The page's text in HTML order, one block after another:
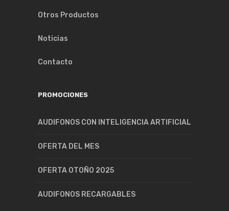
Otros Productos
Noticias
Contacto
PROMOCIONES
AUDIFONOS CON INTELIGENCIA ARTIFICIAL
OFERTA DEL MES
OFERTA OTOÑO 2025
AUDIFONOS RECARGABLES